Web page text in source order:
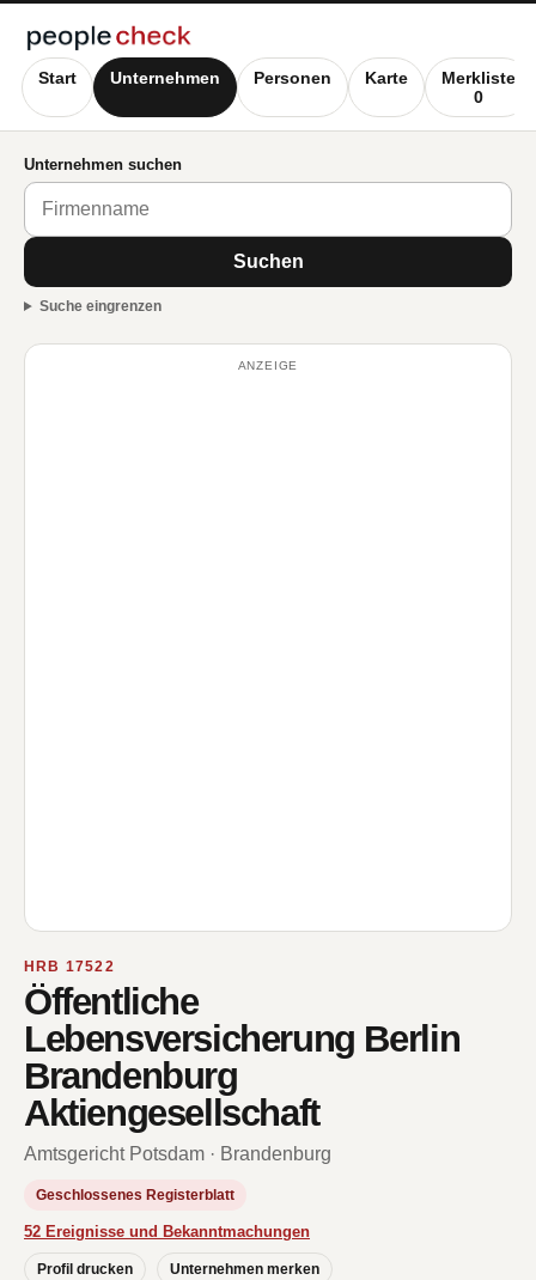
Start Unternehmen Personen Karte
Merkliste
0
Unternehmen suchen
Suchen
Suche eingrenzen
ANZEIGE
HRB 17522
Öffentliche
Lebensversicherung Berlin
Brandenburg
Aktiengesellschaft
Amtsgericht Potsdam · Brandenburg
Geschlossenes Registerblatt
52 Ereignisse und Bekanntmachungen
Profil drucken Unternehmen merken